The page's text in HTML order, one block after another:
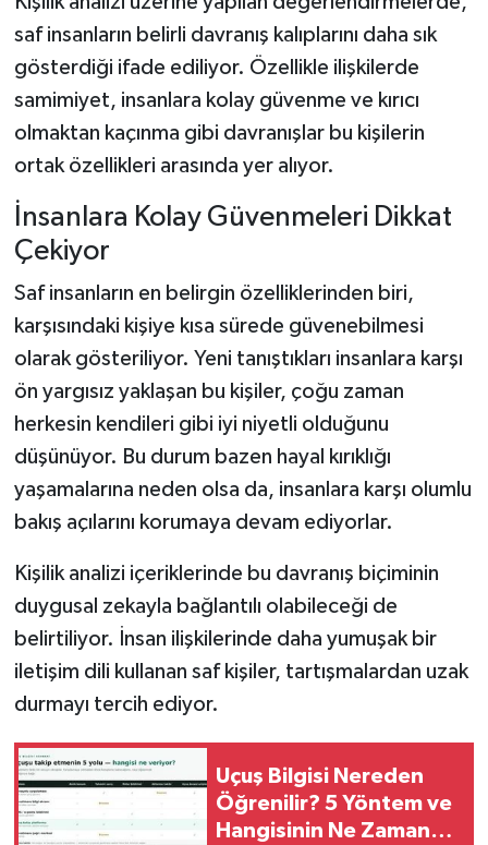
saf insanların belirli davranış kalıplarını daha sık
gösterdiği ifade ediliyor. Özellikle ilişkilerde
samimiyet, insanlara kolay güvenme ve kırıcı
olmaktan kaçınma gibi davranışlar bu kişilerin
ortak özellikleri arasında yer alıyor.
İnsanlara Kolay Güvenmeleri Dikkat
Çekiyor
Saf insanların en belirgin özelliklerinden biri,
karşısındaki kişiye kısa sürede güvenebilmesi
olarak gösteriliyor. Yeni tanıştıkları insanlara karşı
ön yargısız yaklaşan bu kişiler, çoğu zaman
herkesin kendileri gibi iyi niyetli olduğunu
düşünüyor. Bu durum bazen hayal kırıklığı
yaşamalarına neden olsa da, insanlara karşı olumlu
bakış açılarını korumaya devam ediyorlar.
Kişilik analizi içeriklerinde bu davranış biçiminin
duygusal zekayla bağlantılı olabileceği de
belirtiliyor. İnsan ilişkilerinde daha yumuşak bir
iletişim dili kullanan saf kişiler, tartışmalardan uzak
durmayı tercih ediyor.
Uçuş Bilgisi Nereden
Öğrenilir? 5 Yöntem ve
Hangisinin Ne Zaman